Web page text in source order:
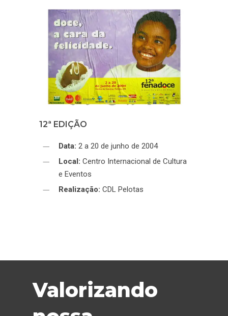
12ª EDIÇÃO
Data: 2 a 20 de junho de 2004
Local: Centro Internacional de Cultura
e Eventos
Realização: CDL Pelotas
Valorizando